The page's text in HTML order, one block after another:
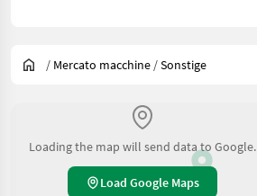
/ Mercato macchine /Sonstige
Loading the map will send data to Google.
Load Google Maps